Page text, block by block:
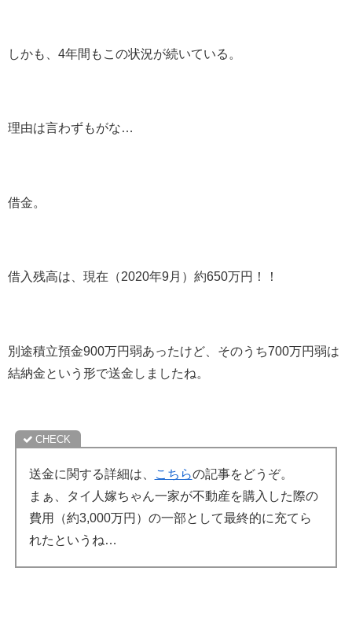
しかも、4年間もこの状況が続いている。
理由は言わずもがな…
借金。
借入残高は、現在（2020年9月）約650万円！！
別途積立預金900万円弱あったけど、そのうち700万円弱は
結納金という形で送金しましたね。
送金に関する詳細は、 こちらの記事をどうぞ。
まぁ、タイ人嫁ちゃん一家が不動産を購入した際の
費用（約3,000万円）の一部として最終的に充てら
れたというね…